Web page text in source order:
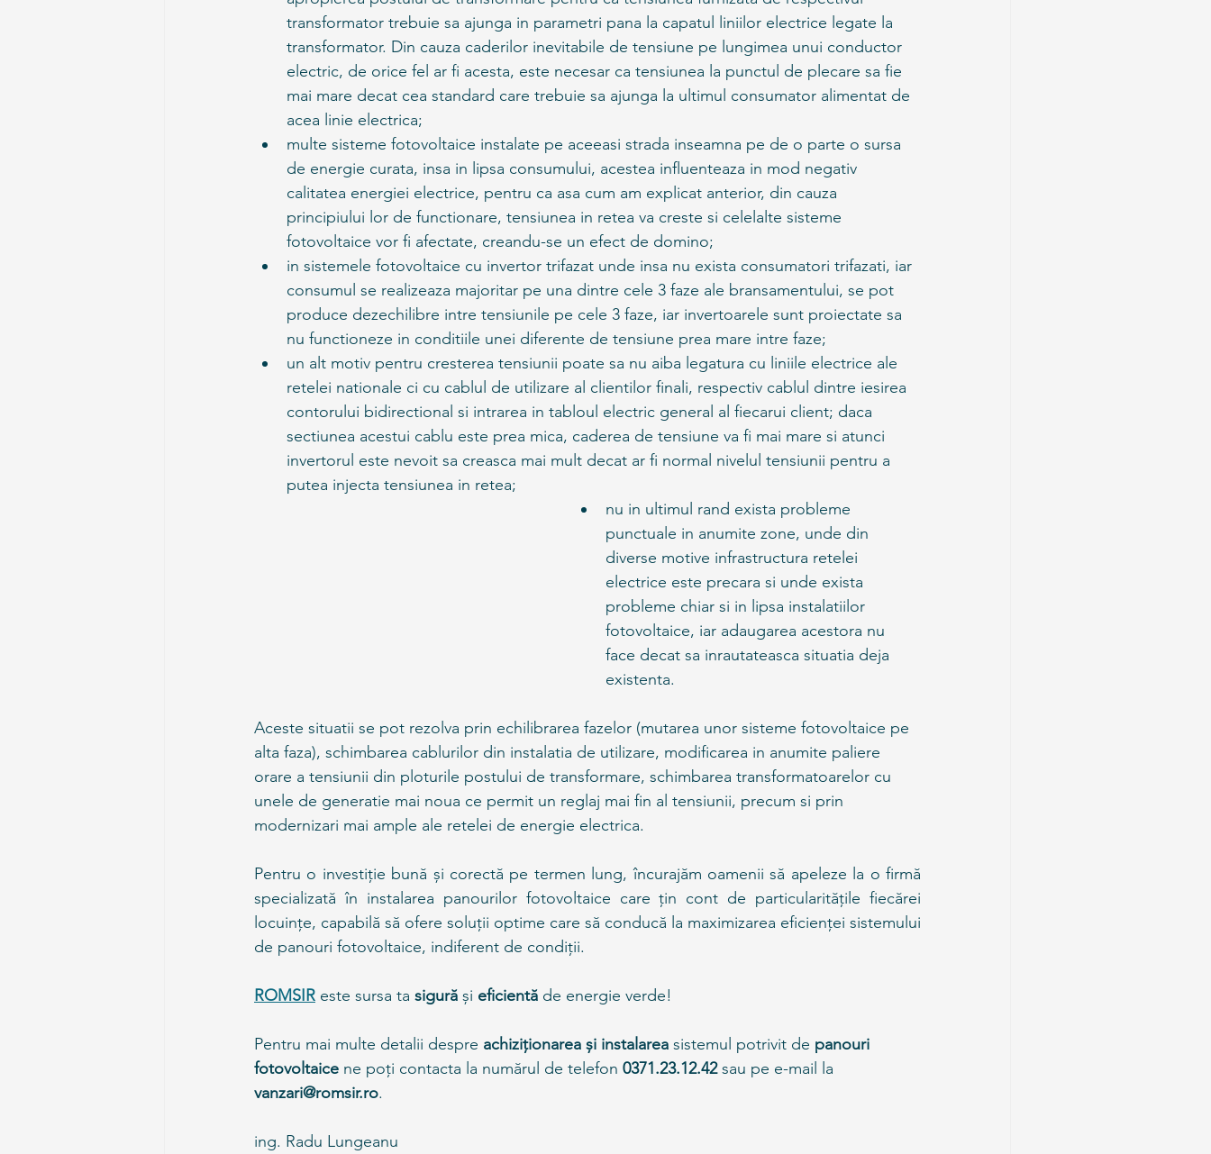
transformator trebuie sa ajunga in parametri pana la capatul liniilor electrice legate la
transformator. Din cauza caderilor inevitabile de tensiune pe lungimea unui conductor
electric, de orice fel ar fi acesta, este necesar ca tensiunea la punctul de plecare sa fie
mai mare decat cea standard care trebuie sa ajunga la ultimul consumator alimentat de
acea linie electrica;
multe sisteme fotovoltaice instalate pe aceeasi strada inseamna pe de o parte o sursa
de energie curata, insa in lipsa consumului, acestea influenteaza in mod negativ
calitatea energiei electrice, pentru ca asa cum am explicat anterior, din cauza
principiului lor de functionare, tensiunea in retea va creste si celelalte sisteme
fotovoltaice vor fi afectate, creandu-se un efect de domino;
in sistemele fotovoltaice cu invertor trifazat unde insa nu exista consumatori trifazati, iar
consumul se realizeaza majoritar pe una dintre cele 3 faze ale bransamentului, se pot
produce dezechilibre intre tensiunile pe cele 3 faze, iar invertoarele sunt proiectate sa
nu functioneze in conditiile unei diferente de tensiune prea mare intre faze;
un alt motiv pentru cresterea tensiunii poate sa nu aiba legatura cu liniile electrice ale
retelei nationale ci cu cablul de utilizare al clientilor finali, respectiv cablul dintre iesirea
contorului bidirectional si intrarea in tabloul electric general al fiecarui client; daca
sectiunea acestui cablu este prea mica, caderea de tensiune va fi mai mare si atunci
invertorul este nevoit sa creasca mai mult decat ar fi normal nivelul tensiunii pentru a
putea injecta tensiunea in retea;
nu in ultimul rand exista probleme
punctuale in anumite zone, unde din
diverse motive infrastructura retelei
electrice este precara si unde exista
probleme chiar si in lipsa instalatiilor
fotovoltaice, iar adaugarea acestora nu
face decat sa inrautateasca situatia deja
existenta.
Aceste situatii se pot rezolva prin echilibrarea fazelor (mutarea unor sisteme fotovoltaice pe
alta faza), schimbarea cablurilor din instalatia de utilizare, modificarea in anumite paliere
orare a tensiunii din ploturile postului de transformare, schimbarea transformatoarelor cu
unele de generatie mai noua ce permit un reglaj mai fin al tensiunii, precum si prin
modernizari mai ample ale retelei de energie electrica.
Pentru o investiție bună și corectă pe termen lung, încurajăm oamenii să apeleze la o firmă
specializată în instalarea panourilor fotovoltaice care țin cont de particularitățile fiecărei
locuințe, capabilă să ofere soluții optime care să conducă la maximizarea eficienței sistemului
de panouri fotovoltaice, indiferent de condiții.
ROMSIR este sursa ta sigură și eficientă de energie verde!
Pentru mai multe detalii despre achiziționarea și instalarea sistemul potrivit de panouri
fotovoltaice ne poți contacta la numărul de telefon 0371.23.12.42 sau pe e-mail la
vanzari@romsir.ro.
ing. Radu Lungeanu